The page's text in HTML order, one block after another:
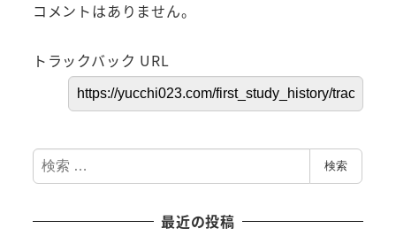
コメントはありません。
トラックバック URL
検
索
検索
最近の投稿